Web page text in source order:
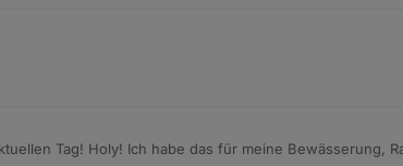
Tag! Holy! Ich habe das für meine Bewässerung,